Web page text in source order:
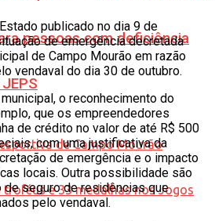
pessoas com deficiência
publicado no dia 9 de
de emergência decretada
de Campo Mourão em razão
vendaval do dia 30 de outubro.
o reconhecimento do
que os empreendedores
de crédito no valor de até R$ 500
com uma justificativa da
de emergência e o impacto
locais. Outra possibilidade são
seguro de residências que
pelo vendaval.